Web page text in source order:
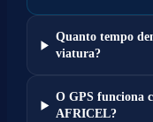
Quanto tempo
viatura?
O GPS funciona
AFRICEL?